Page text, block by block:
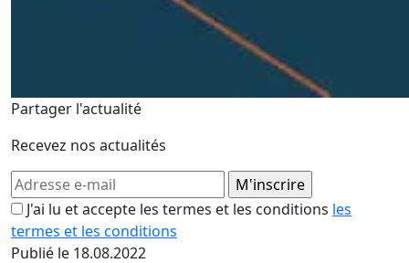
Publié le 18.08.2022
Partager l'actualité
Recevez nos actualités
J'ai lu et accepte les termes et les conditions les
termes et les conditions